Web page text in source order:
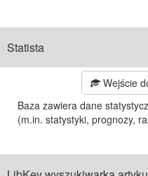
Statista
Wejście
Baza zawiera dane
(m.in. statystyki, prognozy,